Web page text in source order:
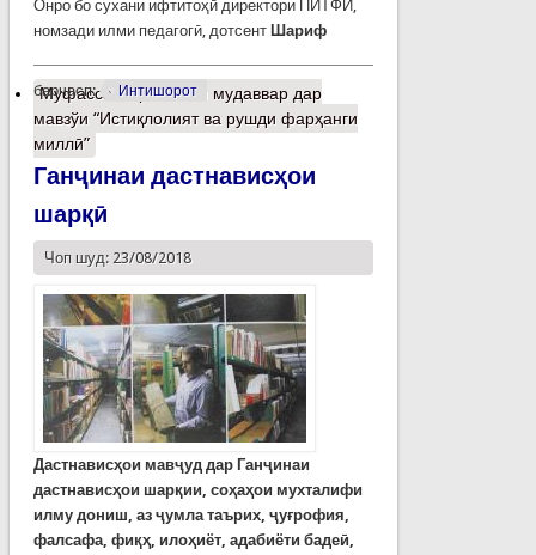
Онро бо сухани ифтитоҳӣ директори ПИТФИ,
номзади илми педагогӣ, дотсент Шариф
барчасп: Интишорот
Муфассалтаро Мизи мудаввар дар
мавзўи “Истиқлолият ва рушди фарҳанги
миллӣ”
Ганҷинаи дастнависҳои
шарқӣ
Чоп шуд: 23/08/2018
Дастнависҳои мавҷуд дар Ганҷинаи
дастнависҳои шарқии, соҳаҳои мухталифи
илму дониш, аз ҷумла таърих, ҷуғрофия,
фалсафа, фиқҳ, илоҳиёт, адабиёти бадеӣ,